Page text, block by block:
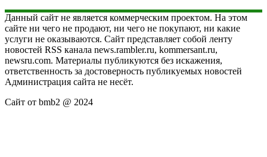
Данный сайт не является коммерческим проектом. На этом
сайте ни чего не продают, ни чего не покупают, ни какие
услуги не оказываются. Сайт представляет собой ленту
новостей RSS канала news.rambler.ru, kommersant.ru,
newsru.com. Материалы публикуются без искажения,
ответственность за достоверность публикуемых новостей
Администрация сайта не несёт.
Сайт от bmb2 @ 2024